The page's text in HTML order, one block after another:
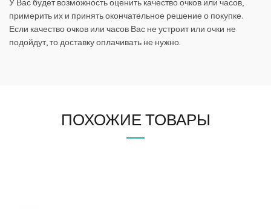
У Вас будет возможность оценить качество очков или часов,
примерить их и принять окончательное решение о покупке.
Если качество очков или часов Вас не устроит или очки не
подойдут, то доставку оплачивать не нужно.
ПОХОЖИЕ ТОВАРЫ